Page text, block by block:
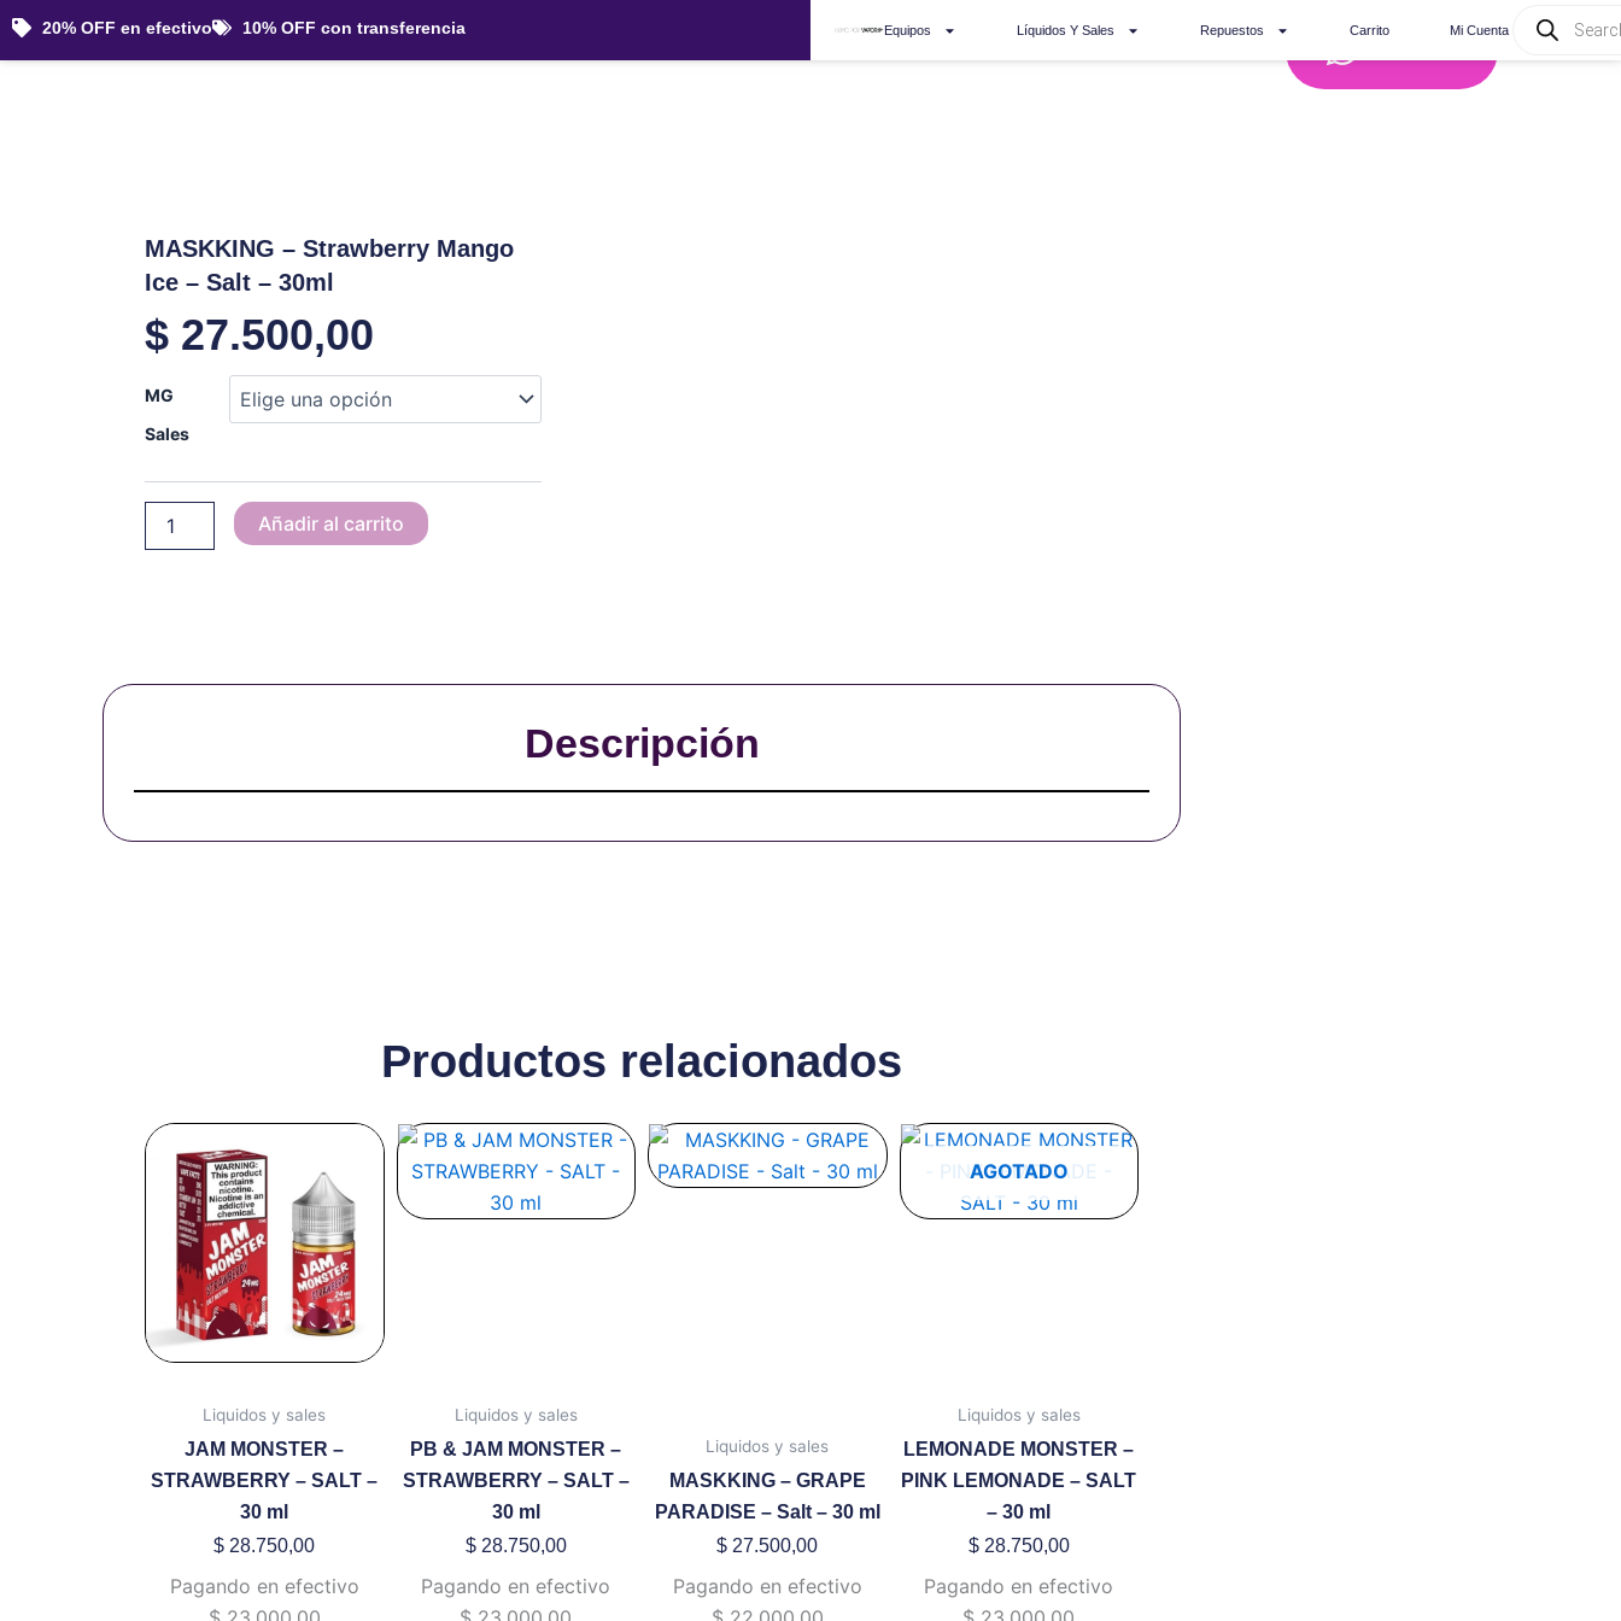
20% OFF en efectivo 10% OFF con transferencia Equipos Líquidos Y Sales Repuestos Carrito Mi Cuenta
search
MASKKING – Strawberry Mango
Ice – Salt – 30ml
$ 27.500,00
MG
Sales
MASKKING
Strawberry
Ice
-
Salt
-
Añadir al carrito
Descripción
Productos relacionados
Liquidos y sales
JAM MONSTER –
STRAWBERRY – SALT –
30 ml
$ 28.750,00
Pagando en efectivo
producto
tiene
múltiples
variantes.
Las
opciones
se
elegir
en
la
página
de
producto
Liquidos y sales
PB & JAM MONSTER –
STRAWBERRY – SALT –
30 ml
$28.750,00
Pagando en efectivo
Este
producto
tiene
elegir
en
la
página
de
producto
Liquidos y sales
MASKKING – GRAPE
PARADISE – Salt – 30 ml
$ 27.500,00
Pagando en efectivo
Este
producto
en
la
página
de
producto
AGOTADO
Liquidos y sales
LEMONADE MONSTER –
PINK LEMONADE – SALT
– 30 ml
$28.750,00
Pagando en efectivo
Este
producto
tiene
elegir
en
la
página
de
producto